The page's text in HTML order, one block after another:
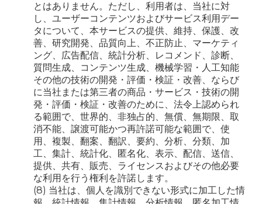
とはありません。ただし、利用者は、当社に対
し、ユーザーコンテンツおよびサービス利用デー
タについて、本サービスの提供、維持、保護、改
善、研究開発、品質向上、不正防止、マーケティ
ング、広告配信、統計分析、レコメンド、診断、
質問生成、コンテンツ生成、機械学習・人工知能
その他の技術の開発・評価・検証・改善、ならび
に当社または第三者の商品・サービス・技術の開
発・評価・検証・改善のために、法令上認められ
る範囲で、世界的、非独占的、無償、無期限、取
消不能、譲渡可能かつ再許諾可能な範囲で、使
用、複製、翻案、翻訳、要約、分析、分類、加
工、集計、統計化、匿名化、表示、配信、送信、
提供、共有、販売、ライセンスおよびその他必要
な利用を行う権利を許諾します。
(8) 当社は、個人を識別できない形式に加工した情